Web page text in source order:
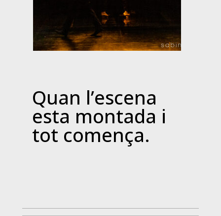
Quan l’escena
esta montada i
tot comença.